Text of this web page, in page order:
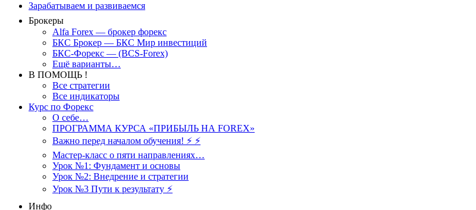
Зарабатываем и развиваемся
Брокеры
Alfa Forex — брокер форекс
БКС Брокер — БКС Мир инвестиций
БКС-Форекс — (BCS-Forex)
Ещё варианты…
В ПОМОЩЬ !
Все стратегии
Все индикаторы
Курс по Форекс
О себе…
ПРОГРАММА КУРСА «ПРИБЫЛЬ НА FOREX»
Важно перед началом обучения! ⚡ ⚡
Мастер-класс о пяти направлениях…
Урок №1: Фундамент и основы
Урок №2: Внедрение и стратегии
Урок №3 Пути к результату ⚡️
Инфо